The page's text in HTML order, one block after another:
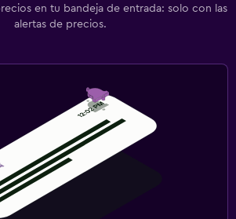
en tu bandeja de entrada: solo con las
alertas de precios.